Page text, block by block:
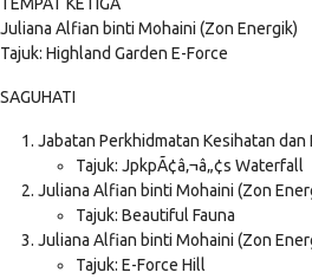
Juliana Alfian binti Mohaini (Zon Energik)
Tajuk: Highland Garden E-Force
SAGUHATI
Jabatan Perkhidmatan Kesihatan
Tajuk: JpkpÃ¢â‚¬â„¢s Waterfall
Juliana Alfian binti Mohaini (Zon
Tajuk: Beautiful Fauna
Juliana Alfian binti Mohaini (Zon
Tajuk: E-Force Hill